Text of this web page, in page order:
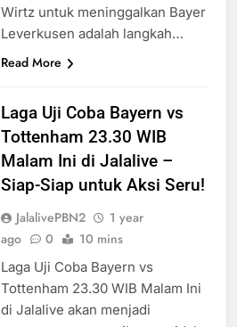
Wirtz untuk meninggalkan Bayer
Leverkusen adalah langkah…
Read More
Laga Uji Coba Bayern vs
Tottenham 23.30 WIB
Malam Ini di Jalalive –
Siap-Siap untuk Aksi Seru!
JalalivePBN2
1 year
ago
0 10 mins
Laga Uji Coba Bayern vs
Tottenham 23.30 WIB Malam Ini
di Jalalive akan menjadi